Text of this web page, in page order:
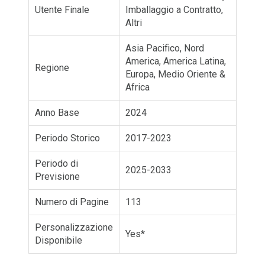
Utente Finale
Imballaggio a Contratto,
Altri
Regione
Asia Pacifico, Nord
America, America Latina,
Europa, Medio Oriente &
Africa
Anno Base 2024
Periodo Storico 2017-2023
Periodo di
Previsione
2025-2033
Numero di Pagine 113
Personalizzazione
Disponibile
Yes*